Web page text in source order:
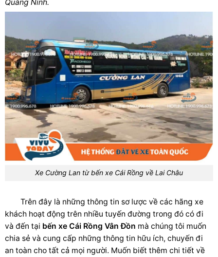
Quảng Ninh.
Xe Cường Lan từ bến xe Cái Rồng về Lai Châu
Trên đây là những thông tin sơ lược về các hãng xe
khách hoạt động trên nhiều tuyến đường trong đó có đi
và đến tại bến xe Cái Rồng Vân Đồn mà chúng tôi muốn
chia sẻ và cung cấp những thông tin hữu ích, chuyến đi
an toàn cho tất cả mọi người. Muốn biết thêm chi tiết về